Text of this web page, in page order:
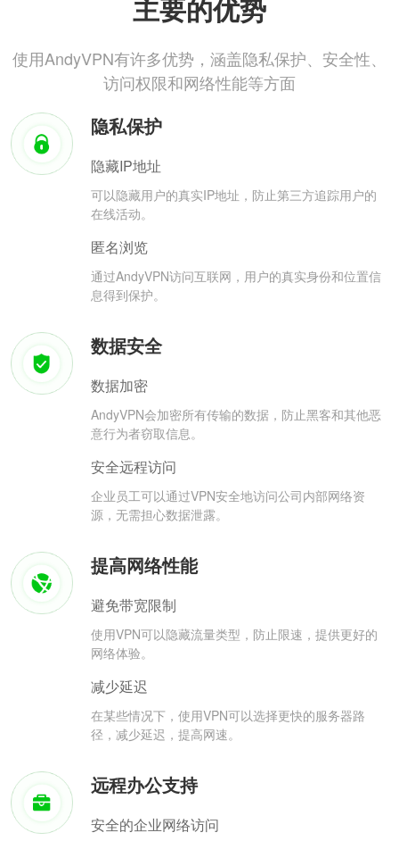
主要的优势
使用AndyVPN有许多优势，涵盖隐私保护、安全性、
访问权限和网络性能等方面
隐私保护
隐藏IP地址
可以隐藏用户的真实IP地址，防止第三方追踪用户的
在线活动。
匿名浏览
通过AndyVPN访问互联网，用户的真实身份和位置信
息得到保护。
数据安全
数据加密
AndyVPN会加密所有传输的数据，防止黑客和其他恶
意行为者窃取信息。
安全远程访问
企业员工可以通过VPN安全地访问公司内部网络资
源，无需担心数据泄露。
提高网络性能
避免带宽限制
使用VPN可以隐藏流量类型，防止限速，提供更好的
网络体验。
减少延迟
在某些情况下，使用VPN可以选择更快的服务器路
径，减少延迟，提高网速。
远程办公支持
安全的企业网络访问